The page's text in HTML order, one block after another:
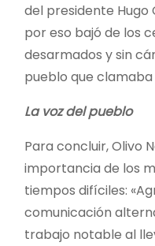
del presidente Hugo
por eso bajó de los
desarmados y sin
pueblo que
La voz del pueblo
Para concluir, Olivo
importancia de los
tiempos difíciles:
comunicación
trabajo notable al